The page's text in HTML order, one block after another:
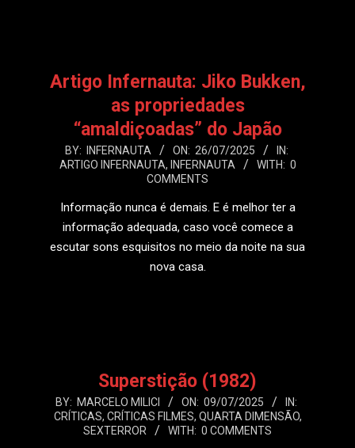
Artigo Infernauta: Jiko Bukken,
as propriedades
“amaldiçoadas” do Japão
2025-
07-
BY: INFERNAUTA ON: 26/07/2025
IN:
ARTIGO INFERNAUTA, INFERNAUTA WITH: 0
COMMENTS
Informação nunca é demais. E é melhor ter a
informação adequada, caso você comece a
escutar sons esquisitos no meio da noite na sua
nova casa.
Superstição (1982)
2025-
07-
BY: MARCELO MILICI ON: 09/07/2025
IN:
CRÍTICAS, CRÍTICAS FILMES, QUARTA DIMENSÃO,
SEXTERROR
WITH: 0 COMMENTS